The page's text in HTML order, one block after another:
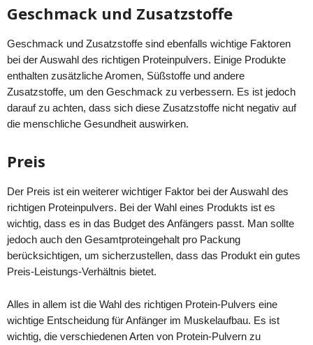
Geschmack und Zusatzstoffe
Geschmack und Zusatzstoffe sind ebenfalls wichtige Faktoren
bei der Auswahl des richtigen Proteinpulvers. Einige Produkte
enthalten zusätzliche Aromen, Süßstoffe und andere
Zusatzstoffe, um den Geschmack zu verbessern. Es ist jedoch
darauf zu achten, dass sich diese Zusatzstoffe nicht negativ auf
die menschliche Gesundheit auswirken.
Preis
Der Preis ist ein weiterer wichtiger Faktor bei der Auswahl des
richtigen Proteinpulvers. Bei der Wahl eines Produkts ist es
wichtig, dass es in das Budget des Anfängers passt. Man sollte
jedoch auch den Gesamtproteingehalt pro Packung
berücksichtigen, um sicherzustellen, dass das Produkt ein gutes
Preis-Leistungs-Verhältnis bietet.
Alles in allem ist die Wahl des richtigen Protein-Pulvers eine
wichtige Entscheidung für Anfänger im Muskelaufbau. Es ist
wichtig, die verschiedenen Arten von Protein-Pulvern zu